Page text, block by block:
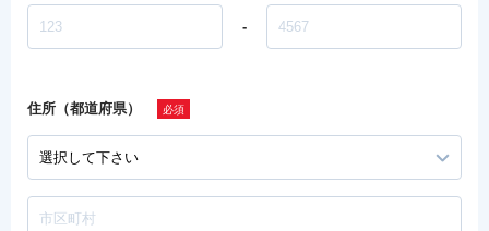
-
住所（都道府県）